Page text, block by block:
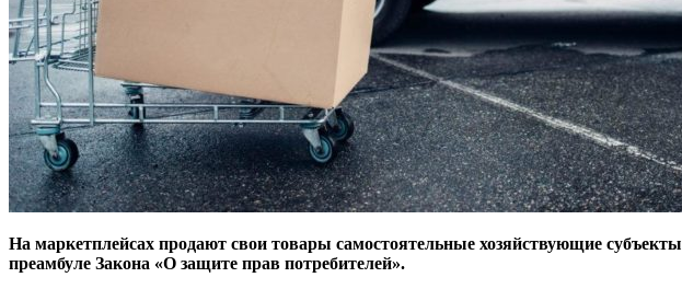
На маркетплейсах продают свои товары самостоятельные хозяйствующие
преамбуле Закона «О защите прав потребителей».